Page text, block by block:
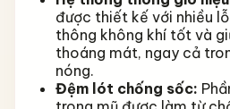
được thiết kế với nhiều
thông không khí tốt và
thoáng mát, ngay cả
nóng.
Đệm lót chống sốc: